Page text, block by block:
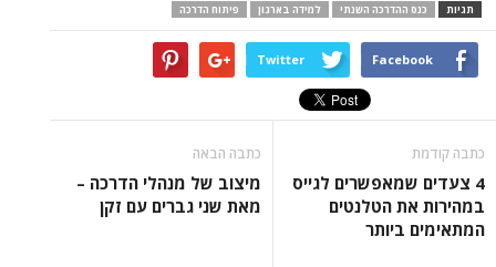
תגיות כנס ההדרכה השנתי למידה בארגון פיתוח הדרכה
Facebook
Twitter
כתבה קודמת
4 צעדים שמאפשרים לגייס
במהירות את הטלנטים
המתאימים ביותר
כתבה הבאה
מיצוב של מנהלי הדרכה –
מאת שני גברים עם זקן